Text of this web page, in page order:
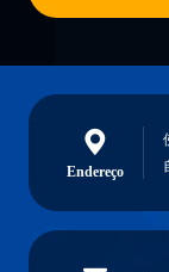
Endereço